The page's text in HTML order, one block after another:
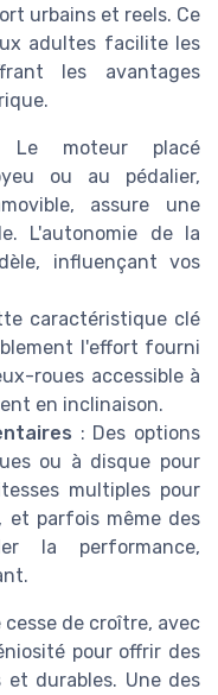
urbains et reels. Ce
adultes facilite les
les avantages
moteur placé
ou au pédalier,
assure une
L'autonomie de la
influençant vos
caractéristique clé
l'effort fourni
roues accessible à
en inclinaison.
: Des options
ou à disque pour
multiples pour
et parfois même des
la performance,
de croître, avec
pour offrir des
durables. Une des